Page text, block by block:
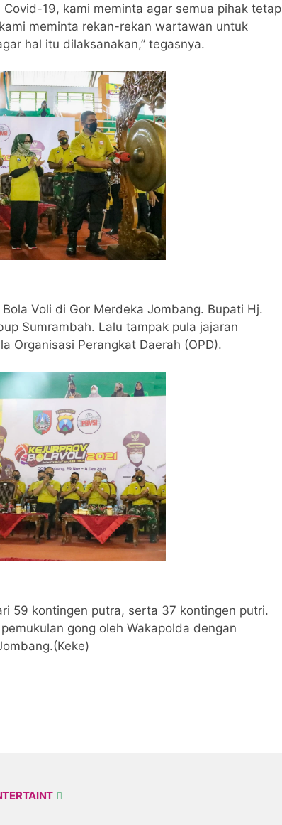
19, kami meminta agar semua pihak tetap
meminta rekan-rekan wartawan untuk
hal itu dilaksanakan,” tegasnya.
Voli di Gor Merdeka Jombang. Bupati Hj.
Sumrambah. Lalu tampak pula jajaran
Organisasi Perangkat Daerah (OPD).
59 kontingen putra, serta 37 kontingen putri.
gong oleh Wakapolda dengan